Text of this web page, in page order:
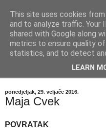
"Kvaka"
Časopis za književnost
ponedjeljak, 29. veljače 2016.
Maja Cvek
POVRATAK
This site uses cookies
and to analyze traffic. Your
shared with Google along
metrics to ensure quality
statistics, and to detect
LEARN